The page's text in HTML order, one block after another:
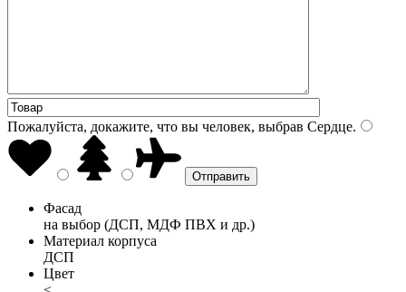
Пожалуйста, докажите, что вы человек, выбрав Сердце.
Фасад
на выбор (ДСП, МДФ ПВХ и др.)
Материал корпуса
ДСП
Цвет